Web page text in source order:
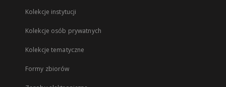
Kolekcje instytucji
Kolekcje osób prywatnych
Kolekcje tematyczne
Formy zbiorów